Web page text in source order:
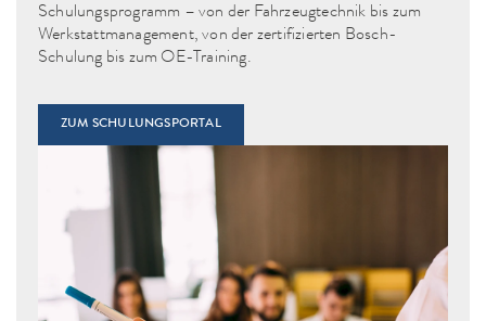
Schulungsprogramm – von der Fahrzeugtechnik bis zum
Werkstattmanagement, von der zertifizierten Bosch-
Schulung bis zum OE-Training.
ZUM SCHULUNGSPORTAL